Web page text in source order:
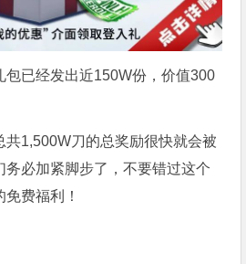
包已经发出近150W份，价值300
共1,500W刀的总奖励很快就会被
务必加紧脚步了，不要错过这个
费福利！